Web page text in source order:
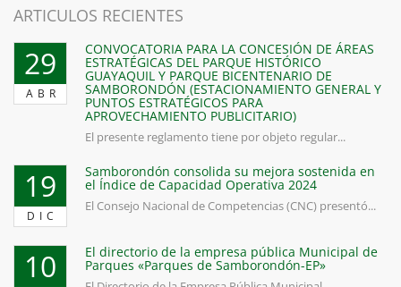
ARTICULOS RECIENTES
29
ABR
CONVOCATORIA PARA LA CONCESIÓN DE ÁREAS
ESTRATÉGICAS DEL PARQUE HISTÓRICO
GUAYAQUIL Y PARQUE BICENTENARIO DE
SAMBORONDÓN (ESTACIONAMIENTO GENERAL Y
PUNTOS ESTRATÉGICOS PARA
APROVECHAMIENTO PUBLICITARIO)
El presente reglamento tiene por objeto regular...
19
DIC
Samborondón consolida su mejora sostenida en
el Índice de Capacidad Operativa 2024
El Consejo Nacional de Competencias (CNC) presentó...
10 El directorio de la empresa pública Municipal de
Parques «Parques de Samborondón-EP»